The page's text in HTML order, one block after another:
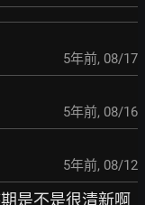
5年前, 08/17
5年前, 08/16
5年前, 08/12
是不是很清新啊